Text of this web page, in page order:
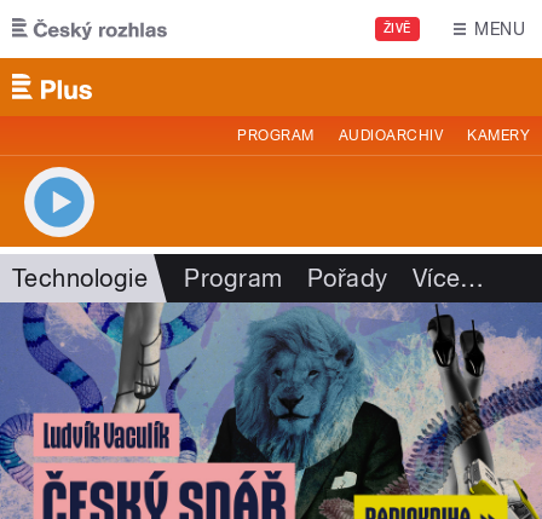
Přejít k hlavnímu obsahu
ŽIVĚ MENU
PROGRAM AUDIOARCHIV KAMERY
Technologie Program Pořady Více…